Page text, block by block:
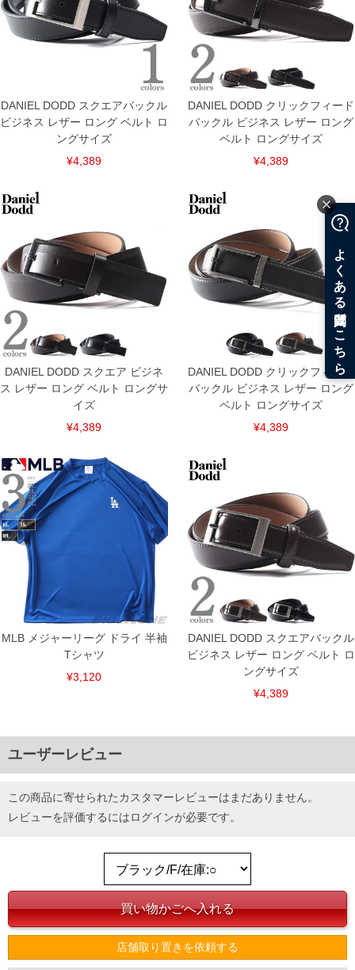
COLOR VARIATION
DETAIL
DANIEL DODD スクエアバックル
ビジネス レザー ロング ベルト ロ
ングサイズ
¥4,389
DANIEL DODD クリックフィード
バックル ビジネス レザー ロング
ベルト ロングサイズ
¥4,389
DANIEL DODD スクエア ビジネ
ス レザー ロング ベルト ロングサ
イズ
¥4,389
DANIEL DODD クリックフィード
バックル ビジネス レザー ロング
ベルト ロングサイズ
¥4,389
MLB メジャーリーグ ドライ 半袖
Tシャツ
¥3,120
DANIEL DODD スクエアバックル
ビジネス レザー ロング ベルト ロ
ングサイズ
¥4,389
ユーザーレビュー
この商品に寄せられたカスタマーレビューはまだありません。
レビューを評価するにはログインが必要です。
店舗取り置きを依頼する